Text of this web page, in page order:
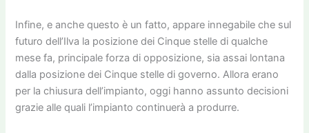
Infine, e anche questo è un fatto, appare innegabile che sul
futuro dell’Ilva la posizione dei Cinque stelle di qualche
mese fa, principale forza di opposizione, sia assai lontana
dalla posizione dei Cinque stelle di governo. Allora erano
per la chiusura dell’impianto, oggi hanno assunto decisioni
grazie alle quali l’impianto continuerà a produrre.